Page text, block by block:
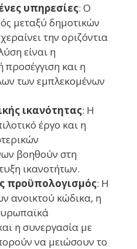
υπηρεσίες: Ο
μεταξύ δημοτικών
την οριζόντια
είναι η
προσέγγιση και η
των εμπλεκομένων
ικανότητας: Η
έργο και η
βοηθούν στη
ικανοτήτων.
προϋπολογισμός: Η
ανοικτού κώδικα, η
η συνεργασία με
να μειώσουν το